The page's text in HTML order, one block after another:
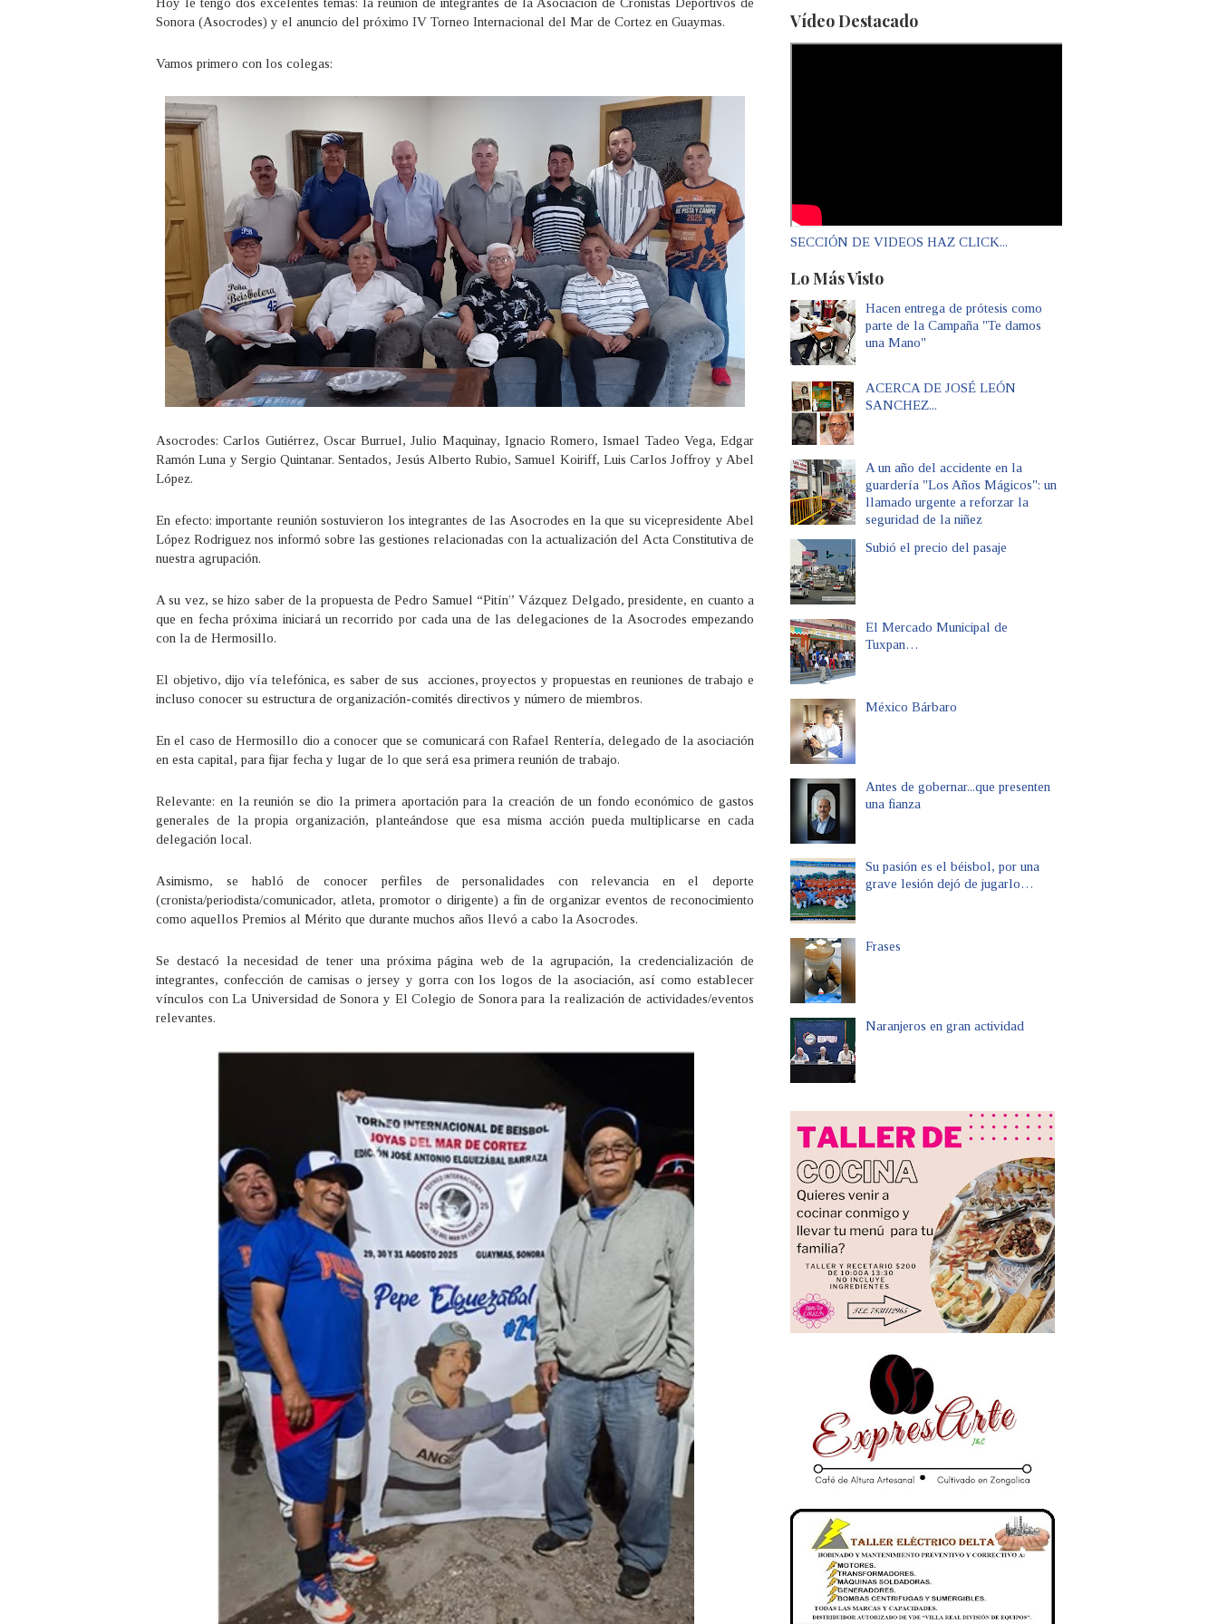
Sonora (Asocrodes) y el anuncio del próximo IV Torneo Internacional del Mar de Cortez en Guaymas.
Vamos primero con los colegas:
Asocrodes: Carlos Gutiérrez, Oscar Burruel, Julio Maquinay, Ignacio Romero, Ismael Tadeo Vega, Edgar
Ramón Luna y Sergio Quintanar. Sentados, Jesús Alberto Rubio, Samuel Koiriff, Luis Carlos Joffroy y Abel
López.
En efecto: importante reunión sostuvieron los integrantes de las Asocrodes en la que su vicepresidente Abel
López Rodriguez nos informó sobre las gestiones relacionadas con la actualización del Acta Constitutiva de
nuestra agrupación.
A su vez, se hizo saber de la propuesta de Pedro Samuel “Pitín” Vázquez Delgado, presidente, en cuanto a
que en fecha próxima iniciará un recorrido por cada una de las delegaciones de la Asocrodes empezando
con la de Hermosillo.
El objetivo, dijo vía telefónica, es saber de sus acciones, proyectos y propuestas en reuniones de trabajo e
incluso conocer su estructura de organización-comités directivos y número de miembros.
En el caso de Hermosillo dio a conocer que se comunicará con Rafael Rentería, delegado de la asociación
en esta capital, para fijar fecha y lugar de lo que será esa primera reunión de trabajo.
Relevante: en la reunión se dio la primera aportación para la creación de un fondo económico de gastos
generales de la propia organización, planteándose que esa misma acción pueda multiplicarse en cada
delegación local.
Asimismo, se habló de conocer perfiles de personalidades con relevancia en el deporte
(cronista/periodista/comunicador, atleta, promotor o dirigente) a fin de organizar eventos de reconocimiento
como aquellos Premios al Mérito que durante muchos años llevó a cabo la Asocrodes.
Se destacó la necesidad de tener una próxima página web de la agrupación, la credencialización de
integrantes, confección de camisas o jersey y gorra con los logos de la asociación, así como establecer
vínculos con La Universidad de Sonora y El Colegio de Sonora para la realización de actividades/eventos
relevantes.
Vídeo Destacado
SECCIÓN DE VIDEOS HAZ CLICK...
Lo Más Visto
Hacen entrega de prótesis como
parte de la Campaña "Te damos
una Mano"
ACERCA DE JOSÉ LEÓN
SANCHEZ...
A un año del accidente en la
guardería "Los Años Mágicos": un
llamado urgente a reforzar la
seguridad de la niñez
Subió el precio del pasaje
El Mercado Municipal de
Tuxpan…
México Bárbaro
Antes de gobernar...que presenten
una fianza
Su pasión es el béisbol, por una
grave lesión dejó de jugarlo…
Frases
Naranjeros en gran actividad